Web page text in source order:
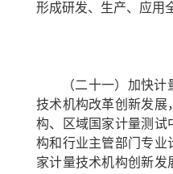
形成研发、生产、应用
（二十一）加快
技术机构改革创新发展
构、区域国家计量测试
构和行业主管部门专业
家计量技术机构创新发